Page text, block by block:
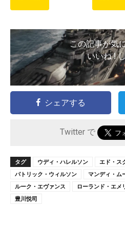
この記事が気
いいね !
シェアする
Twitter で
タグ ウディ・ハレルソン エド・ス
パトリック・ウィルソン
マンディ・ム
ルーク・エヴァンス
ローランド・エメ
豊川悦司